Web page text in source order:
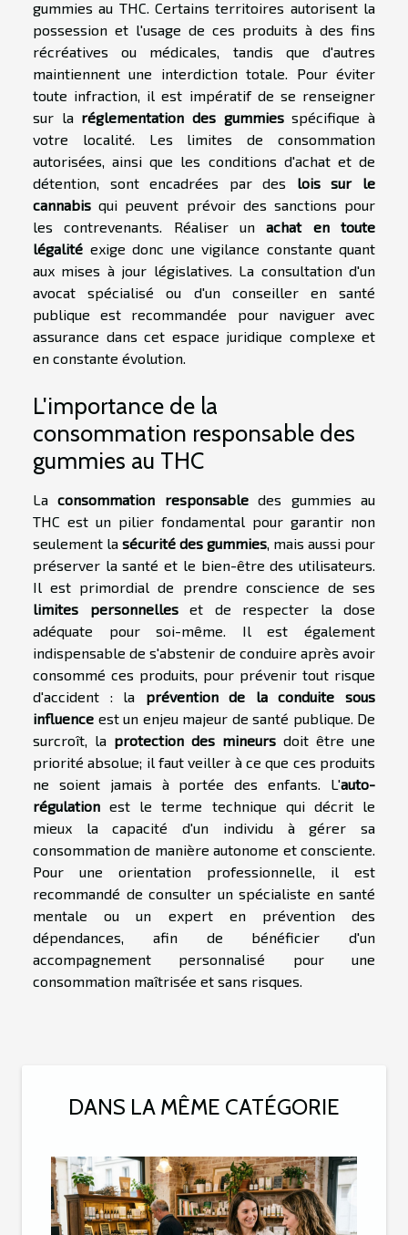
gummies au THC. Certains territoires autorisent la
possession et l'usage de ces produits à des fins
récréatives ou médicales, tandis que d'autres
maintiennent une interdiction totale. Pour éviter
toute infraction, il est impératif de se renseigner
sur la réglementation des gummiesspécifique à
votre localité. Les limites de consommation
autorisées, ainsi que les conditions d'achat et de
détention, sont encadrées par des lois sur le
cannabis qui peuvent prévoir des sanctions pour
les contrevenants. Réaliser unachat en toute
légalité exige donc une vigilance constante quant
aux mises à jour législatives. La consultation d'un
avocat spécialisé ou d'un conseiller en santé
publique est recommandée pour naviguer avec
assurance dans cet espace juridique complexe et
en constante évolution.
L'importance de la
consommation responsable des
gummies au THC
Laconsommation responsabledes gummies au
THC est un pilier fondamental pour garantir non
seulement la sécurité des gummies, mais aussi pour
préserver la santé et le bien-être des utilisateurs.
Il est primordial de prendre conscience de ses
limites personnelleset de respecter la dose
adéquate pour soi-même. Il est également
indispensable de s'abstenir de conduire après avoir
consommé ces produits, pour prévenir tout risque
d'accident : la prévention de la conduite sous
influence est un enjeu majeur de santé publique. De
surcroît, la protection des mineurs doit être une
priorité absolue; il faut veiller à ce que ces produits
ne soient jamais à portée des enfants. L'auto-
régulation est le terme technique qui décrit le
mieux la capacité d'un individu à gérer sa
consommation de manière autonome et consciente.
Pour une orientation professionnelle, il est
recommandé de consulter un spécialiste en santé
mentale ou un expert en prévention des
dépendances, afin de bénéficier d'un
accompagnement personnalisé pour une
consommation maîtrisée et sans risques.
DANS LA MÊME CATÉGORIE